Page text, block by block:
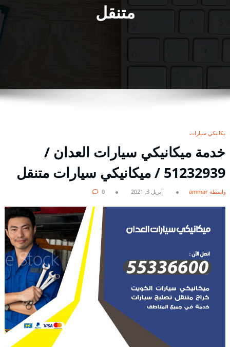
متنقل
ميكانيكي سيارات
خدمة ميكانيكي سيارات العدان /
51232939‬ / ميكانيكي سيارات متنقل
بواسطة ammar أبريل 3, 2021 0